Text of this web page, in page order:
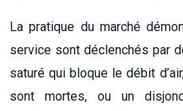
La pratique du marché
service sont déclenchés par
saturé qui bloque le débit
sont mortes, ou un